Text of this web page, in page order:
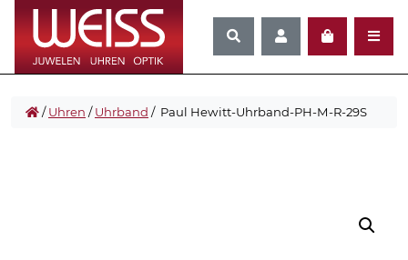
/Uhren /Uhrband / Paul Hewitt-Uhrband-PH-M-R-29S